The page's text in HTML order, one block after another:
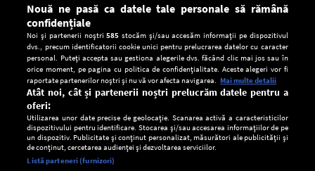
Setări:
Nouă ne pasă ca datele tale personale să rămână
confidențiale
Noi și partenerii noștri585 stocăm și/sau accesăm informații pe dispozitivul
dvs., precum identificatorii cookie unici pentru prelucrarea datelor cu caracter
personal. Puteți accepta sau gestiona alegerile dvs. făcând clic mai jos sau în
orice moment, pe pagina cu politica de confidențialitate. Aceste alegeri vor fi
raportate partenerilor noștri și nu vă vor afecta navigarea. Mai multe detalii
Atât noi, cât și partenerii noștri prelucrăm datele pentru a
oferi:
Utilizarea unor date precise de geolocație. Scanarea activă a caracteristicilor
dispozitivului pentru identificare. Stocarea și/sau accesarea informațiilor de pe
un dispozitiv. Publicitate și conținut personalizat, măsurători ale publicității și
de conținut, cercetarea audienței și dezvoltarea serviciilor.
Listă parteneri (furnizori)